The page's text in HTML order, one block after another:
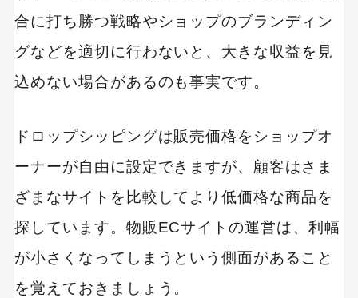
合に打ち勝つ戦略やショップのブランディン
グなどを適切に行わないと、大きな収益を見
込めない場合があるのも事実です。
ドロップシッピングは販売価格をショップオ
ーナーが自由に設定できますが、顧客はさま
ざまなサイトを比較してより低価格な商品を
探しています。物販ECサイトの運営は、利幅
が小さくなってしまうという側面があること
を覚えておきましょう。